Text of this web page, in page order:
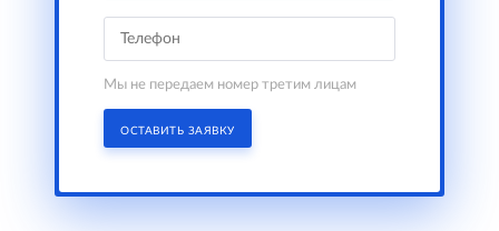
Мы не передаем номер третим лицам
ОСТАВИТЬ ЗАЯВКУ